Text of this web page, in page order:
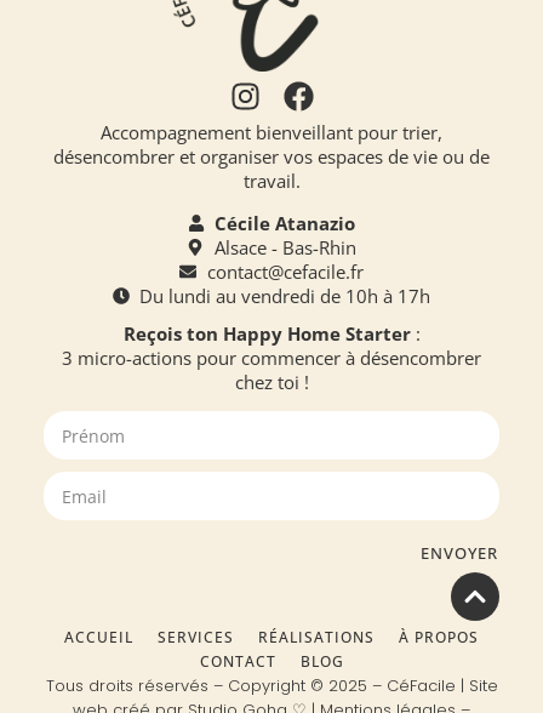
Accompagnement bienveillant pour trier,
désencombrer et organiser vos espaces de vie ou de
travail.
Cécile Atanazio
Alsace - Bas-Rhin
contact@cefacile.fr
Du lundi au vendredi de 10h à 17h
Reçois ton Happy Home Starter:
3 micro-actions pour commencer à désencombrer
chez toi !
ENVOYER
ACCUEIL SERVICES RÉALISATIONS
À PROPOS
CONTACT
BLOG
Tous droits réservés – Copyright © 2025 – CéFacile | Site